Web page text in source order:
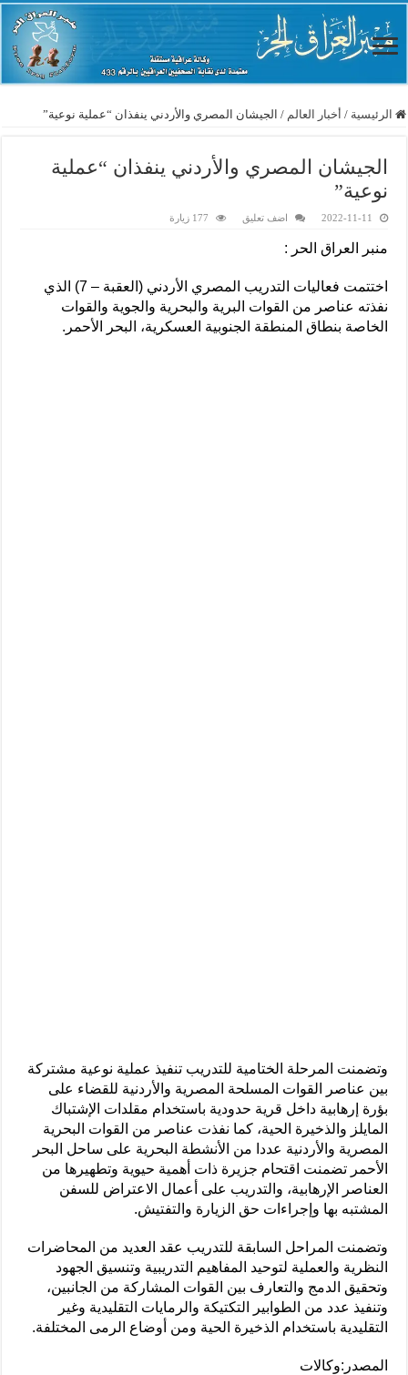
الرئيسية / أخبار العالم / الجيشان المصري والأردني ينفذان “عملية نوعية”
الجيشان المصري والأردني ينفذان “عملية
نوعية”
2022-11-11 اضف تعليق 177 زيارة
منبر العراق الحر :
اختتمت فعاليات التدريب المصري الأردني (العقبة – 7) الذي
نفذته عناصر من القوات البرية والبحرية والجوية والقوات
الخاصة بنطاق المنطقة الجنوبية العسكرية، البحر الأحمر.
وتضمنت المرحلة الختامية للتدريب تنفيذ عملية نوعية مشتركة
بين عناصر القوات المسلحة المصرية والأردنية للقضاء على
بؤرة إرهابية داخل قرية حدودية باستخدام مقلدات الإشتباك
المايلز والذخيرة الحية، كما نفذت عناصر من القوات البحرية
المصرية والأردنية عددا من الأنشطة البحرية على ساحل البحر
الأحمر تضمنت اقتحام جزيرة ذات أهمية حيوية وتطهيرها من
العناصر الإرهابية، والتدريب على أعمال الاعتراض للسفن
المشتبه بها وإجراءات حق الزيارة والتفتيش.
وتضمنت المراحل السابقة للتدريب عقد العديد من المحاضرات
النظرية والعملية لتوحيد المفاهيم التدريبية وتنسيق الجهود
وتحقيق الدمج والتعارف بين القوات المشاركة من الجانبين،
وتنفيذ عدد من الطوابير التكتيكة والرمايات التقليدية وغير
التقليدية باستخدام الذخيرة الحية ومن أوضاع الرمى المختلفة.
المصدر:وكالات